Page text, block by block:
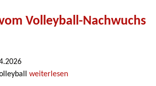
Volleyball-Nachwuchs
weiterlesen